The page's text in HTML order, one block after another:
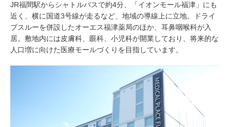
JR福間駅からシャトルバスで約4分、「イオンモール福津」にも
近く、横に国道3号線が走るなど、地域の導線上に立地。ドライ
ブスルーを併設したオーエス福津薬局のほか、耳鼻咽喉科が入
居。敷地内には皮膚科、眼科、小児科が開業しており、将来的な
人口増に向けた医療モールづくりを目指しています。